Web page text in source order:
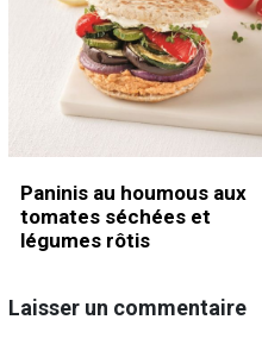
Paninis au houmous aux
tomates séchées et
légumes rôtis
Laisser un commentaire